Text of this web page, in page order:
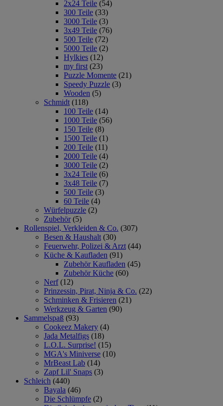
2x24 Teile (54)
300 Teile (33)
3000 Teile (3)
3x49 Teile (76)
500 Teile (72)
5000 Teile (2)
Hylkies (12)
my first (23)
Puzzle Momente (21)
Speedy Puzzle (3)
Wooden (5)
Schmidt (118)
100 Teile (14)
1000 Teile (56)
150 Teile (8)
1500 Teile (1)
200 Teile (11)
2000 Teile (4)
3000 Teile (2)
3x24 Teile (6)
3x48 Teile (7)
500 Teile (3)
60 Teile (4)
Würfelpuzzle (2)
Zubehör (5)
Rollenspiel, Verkleiden & Co. (307)
Besen & Haushalt (30)
Feuerwehr, Polizei & Arzt (44)
Küche & Kaufladen (91)
Zubehör Kaufladen (45)
Zubehör Küche (60)
Nerf (12)
Prinzessin, Pirat, Ninja & Co. (22)
Schminken & Frisieren (21)
Werkzeug & Garten (90)
Sammelspaß (93)
Cookeez Makery (4)
Jada Metalfigs (18)
L.O.L. Surprise! (15)
MGA's Miniverse (10)
MrBeast Lab (14)
Zapf Lil' Snaps (3)
Schleich (440)
Bayala (46)
Die Schlümpfe (2)